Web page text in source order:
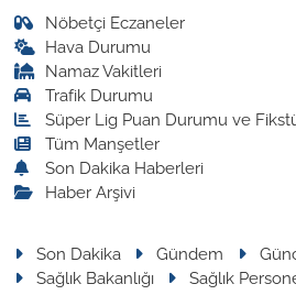
Nöbetçi Eczaneler
Hava Durumu
Namaz Vakitleri
Trafik Durumu
Süper Lig Puan Durumu ve
Tüm Manşetler
Son Dakika Haberleri
Haber Arşivi
Son Dakika Gündem
Sağlık Bakanlığı
Sağlık